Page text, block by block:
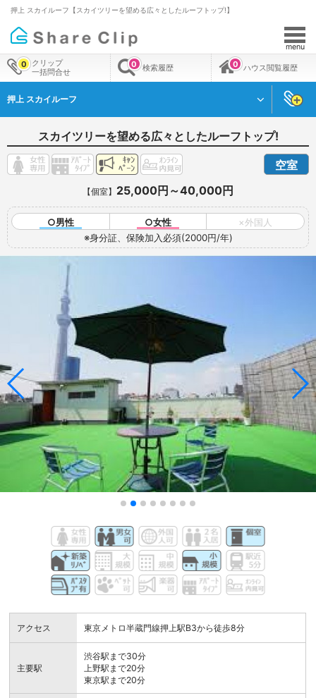
押上 スカイルーフ【スカイツリーを望める広々としたルーフトップ!】
menu
クリップ
一括問合せ
0 検索履歴
0 ハウス閲覧履歴
0
押上 スカイルーフ
スカイツリーを望める広々としたルーフトップ!
空室
【個室】 25,000円～40,000円
○男性 ○女性
×外国人
※身分証、保険加入必須(2000円/年)
アクセス 東京メトロ半蔵門線押上駅B3から徒歩8分
主要駅
渋谷駅まで30分
上野駅まで20分
東京駅まで20分